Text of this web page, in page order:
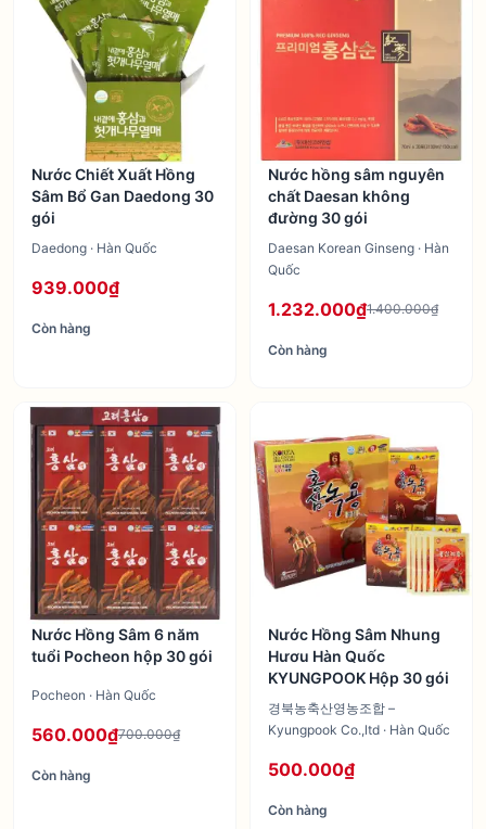
Nước Chiết Xuất Hồng
Sâm Bổ Gan Daedong 30
gói
Daedong · Hàn Quốc
939.000₫
Còn hàng
Nước hồng sâm nguyên
chất Daesan không
đường 30 gói
Daesan Korean Ginseng · Hàn
Quốc
1.232.000₫1.400.000₫
Còn hàng
Nước Hồng Sâm 6 năm
tuổi Pocheon hộp 30 gói
Pocheon · Hàn Quốc
560.000₫700.000₫
Còn hàng
Nước Hồng Sâm Nhung
Hươu Hàn Quốc
KYUNGPOOK Hộp 30 gói
경북농축산영농조합 –
Kyungpook Co.,ltd · Hàn Quốc
500.000₫
Còn hàng